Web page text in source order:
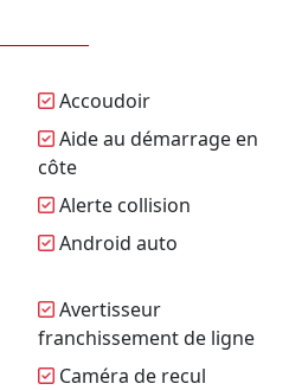
Accoudoir
Aide au démarrage en
côte
Alerte collision
Android auto
Avertisseur
franchissement de ligne
Caméra de recul